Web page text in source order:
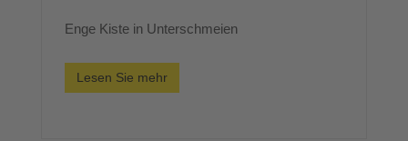
Enge Kiste in Unterschmeien
Lesen Sie mehr